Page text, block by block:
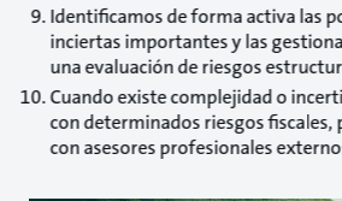
Identificamos de forma activa las
inciertas importantes y las
una evaluación de riesgos
Cuando existe complejidad o
con determinados riesgos
con asesores profesionales